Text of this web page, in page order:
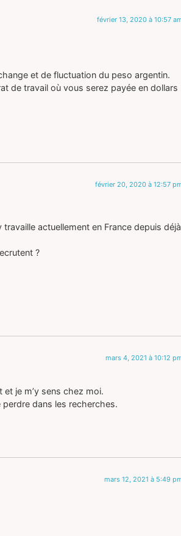
février 13, 2020 à 10:57
et de fluctuation du peso argentin.
de travail où vous serez payée en dollars
février 20, 2020 à 12:57
actuellement en France depuis déjà
?
mars 4, 2021 à 10:12
et je m’y sens chez moi.
dans les recherches.
mars 12, 2021 à 5:49